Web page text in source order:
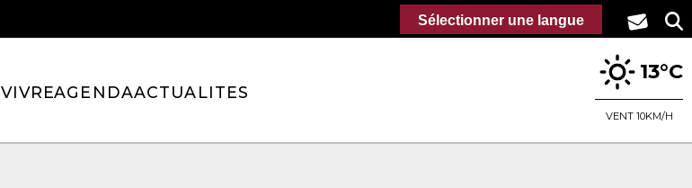
VIVREAGENDAACTUALITES
13°C
VENT 10KM/H
Sélectionner une langue